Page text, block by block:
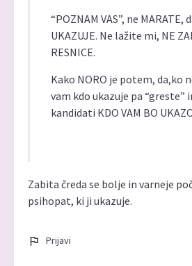
“POZNAM VAS”, ne
UKAZUJE. Ne lažite mi, NE
RESNICE.
Kako NORO je potem, da,ko
vam kdo ukazuje pa “greste”
kandidati KDO VAM BO
Zabita čreda se bolje in varneje
psihopat, ki ji ukazuje.
Prijavi